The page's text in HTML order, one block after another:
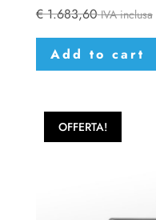
€1.683,60 IVA inclusa
Add to cart
OFFERTA!